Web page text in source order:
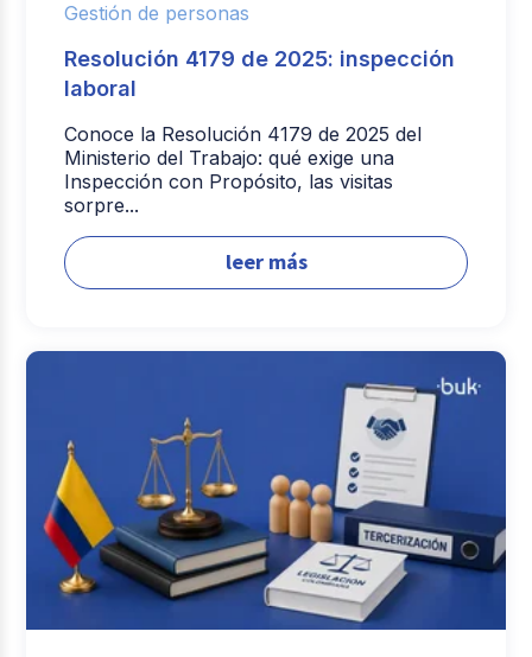
Gestión de personas
Resolución 4179 de 2025: inspección
laboral
Conoce la Resolución 4179 de 2025 del
Ministerio del Trabajo: qué exige una
Inspección con Propósito, las visitas
sorpre...
leer más